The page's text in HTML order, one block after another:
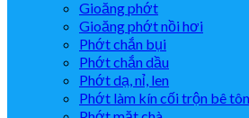
Gioăng phớt
Gioăng phớt nồi hơi
Phớt chắn bụi
Phớt chắn dầu
Phớt dạ, nỉ, len
Phớt làm kín cối trộn bê